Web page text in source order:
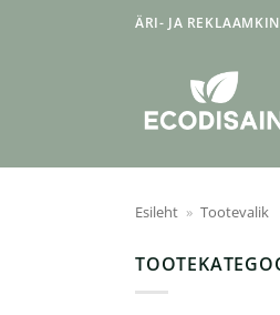
ÄRI- JA
Esileht » Tootevalik